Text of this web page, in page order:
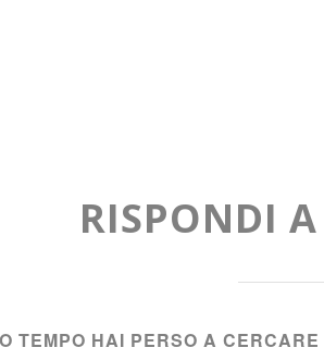
RISPONDI
TEMPO HAI PERSO A